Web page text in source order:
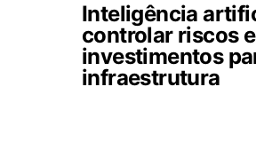
Inteligência
controlar riscos
investimentos
infraestrutura